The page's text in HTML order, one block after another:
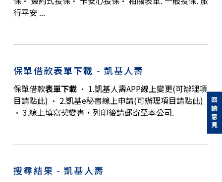
行平安 ...
保單借款表單下載 - 凱基人壽
保單借款表單下載 · 1.凱基人壽APP線上變更(可辦理項
目請點此) · 2.凱基e秘書線上申請(可辦理項目請點此)
· 3.線上填寫契變書，列印後請郵寄至本公司.
搜尋結果 - 凱基人壽
回饋意見